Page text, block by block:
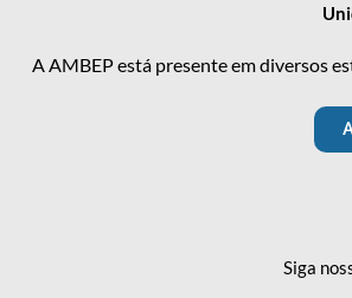
A AMBEP está presente em diversos
Siga